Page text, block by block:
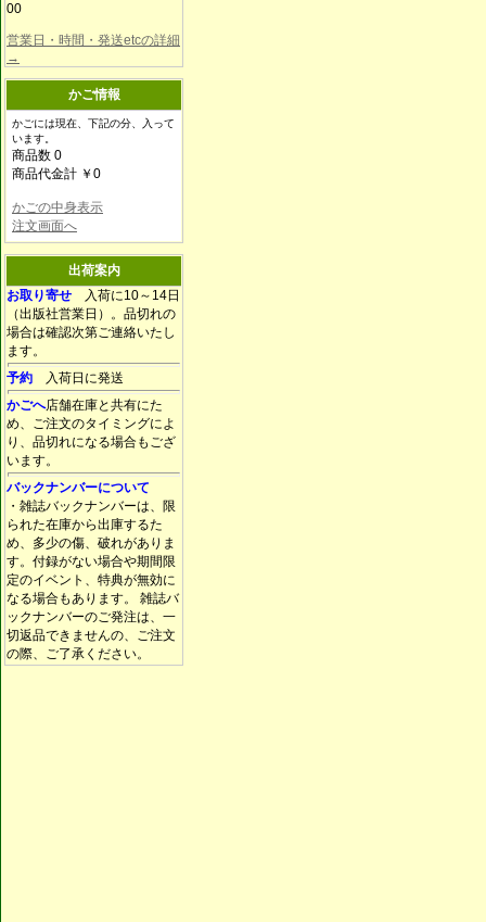
00
営業日・時間・発送etcの詳細
→
かご情報
かごには現在、下記の分、入って
います。
商品数 0
商品代金計 ￥0
かごの中身表示
注文画面へ
出荷案内
お取り寄せ 入荷に10～14日
（出版社営業日）。品切れの
場合は確認次第ご連絡いたし
ます。
予約 入荷日に発送
かごへ店舗在庫と共有にた
め、ご注文のタイミングによ
り、品切れになる場合もござ
います。
バックナンバーについて
・雑誌バックナンバーは、限
られた在庫から出庫するた
め、多少の傷、破れがありま
す。付録がない場合や期間限
定のイベント、特典が無効に
なる場合もあります。 雑誌バ
ックナンバーのご発注は、一
切返品できませんの、ご注文
の際、ご了承ください。